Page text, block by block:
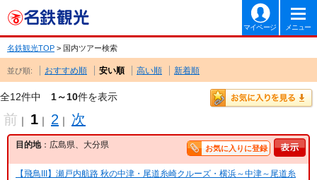
マイページ メニュー
名鉄観光TOP > 国内ツアー検索
並び順: おすすめ順 安い順 高い順 新着順
全12件中 1～10件を表示
前 ｜ 1 ｜ 2 ｜ 次
目的地：広島県、大分県 お気に入りに登録
【飛鳥III】瀬戸内航路 秋の中津・尾道糸崎クルーズ・横浜～中津～尾道糸